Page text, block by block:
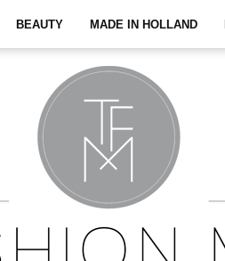
BEAUTY MADE IN HOLLAND